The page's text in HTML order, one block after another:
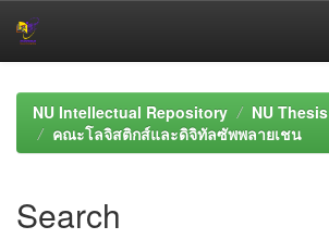
navigationNU Intellectual Repository
NU Thesis
คณะโลจิสติกส์และดิจิทัลซัพพลายเชน
Search